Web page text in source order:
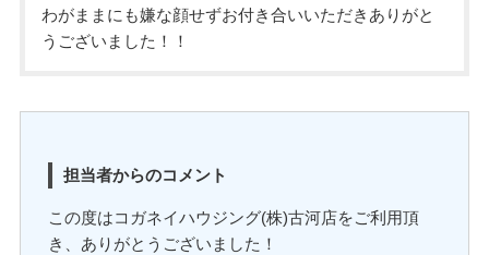
わがままにも嫌な顔せずお付き合いいただきありがと
うございました！！
担当者からのコメント
この度はコガネイハウジング(株)古河店をご利用頂
き、ありがとうございました！